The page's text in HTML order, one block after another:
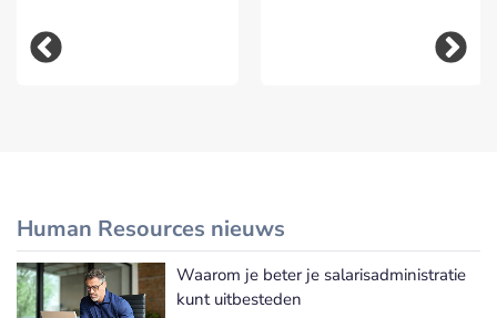
Human Resources nieuws
Meer Human Resources nieuws
Waarom je beter je salarisadministratie
kunt uitbesteden